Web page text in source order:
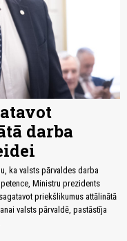
darba
ka valsts pārvaldes darba
Ministru prezidents
priekšlikumus attālinātā
valsts pārvaldē, pastāstīja